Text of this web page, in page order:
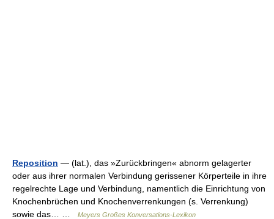
Reposition — (lat.), das »Zurückbringen« abnorm gelagerter
oder aus ihrer normalen Verbindung gerissener Körperteile in ihre
regelrechte Lage und Verbindung, namentlich die Einrichtung von
Knochenbrüchen und Knochenverrenkungen (s. Verrenkung)
sowie das… …
Meyers Großes Konversations-Lexikon